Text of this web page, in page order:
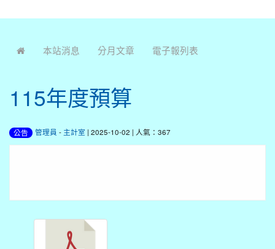
本站消息 分月文章 電子報列表
115年度預算
公告 管理員 - 主計室 | 2025-10-02 | 人氣：367